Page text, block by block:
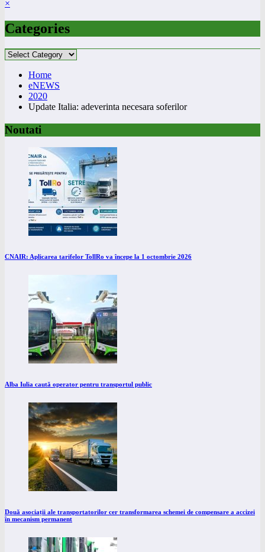
×
Categories
Categories
Home
eNEWS
2020
Update Italia: adeverinta necesara soferilor
Noutati
CNAIR: Aplicarea tarifelor TollRo va începe la 1 octombrie 2026
Alba Iulia caută operator pentru transportul public
Două asociații ale transportatorilor cer transformarea schemei de compensare a accizei
în mecanism permanent